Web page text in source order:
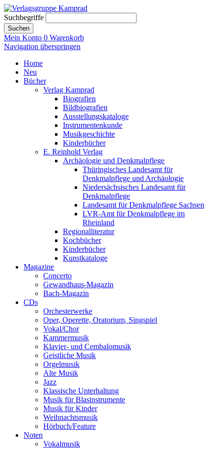
Suchbegriffe
Suchen
Mein Konto 0 Warenkorb
Navigation überspringen
Home
Neu
Bücher
Verlag Kamprad
Biografien
Bildbiografien
Ausstellungskataloge
Instrumentenkunde
Musikgeschichte
Kinderbücher
E. Reinhold Verlag
Archäologie und Denkmalpflege
Thüringisches Landesamt für
Denkmalpflege und Archäologie
Niedersächsisches Landesamt für
Denkmalpflege
Landesamt für Denkmalpflege Sachsen
LVR-Amt für Denkmalpflege im
Rheinland
Regionalliteratur
Kochbücher
Kinderbücher
Kunstkataloge
Magazine
Concerto
Gewandhaus-Magazin
Bach-Magazin
CDs
Orchesterwerke
Oper, Operette, Oratorium, Singspiel
Vokal/Chor
Kammermusik
Klavier- und Cembalomusik
Geistliche Musik
Orgelmusik
Alte Musik
Jazz
Klassische Unterhaltung
Musik für Blasinstrumente
Musik für Kinder
Weihnachtsmusik
Hörbuch/Feature
Noten
Vokalmusik